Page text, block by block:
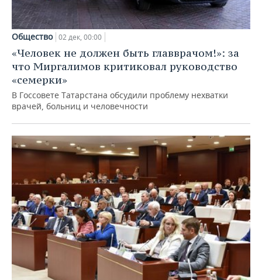
Общество 02 дек, 00:00
«Человек не должен быть главврачом!»: за
что Миргалимов критиковал руководство
«семерки»
В Госсовете Татарстана обсудили проблему нехватки
врачей, больниц и человечности